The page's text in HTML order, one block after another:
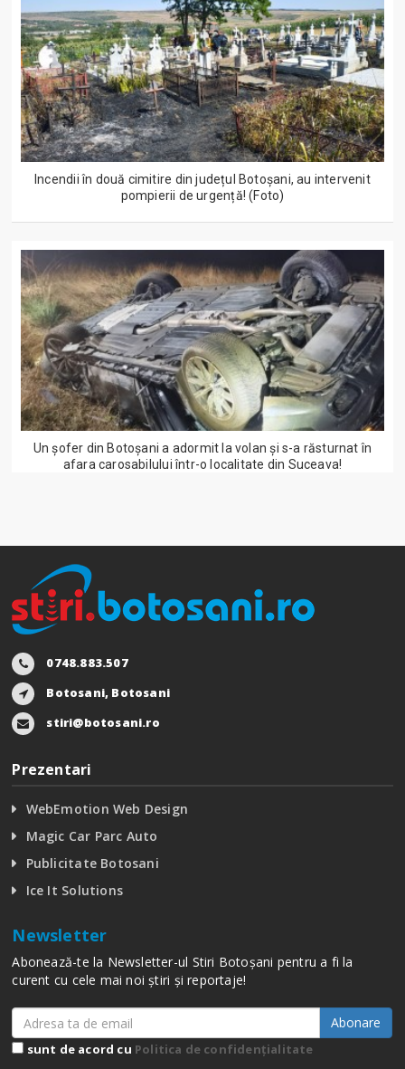
Incendii în două cimitire din județul Botoșani, au intervenit
pompierii de urgență! (Foto)
Un șofer din Botoșani a adormit la volan și s-a răsturnat în
afara carosabilului într-o localitate din Suceava!
0748.883.507
Botosani, Botosani
stiri@botosani.ro
Prezentari
WebEmotion Web Design
Magic Car Parc Auto
Publicitate Botosani
Ice It Solutions
Newsletter
Abonează-te la Newsletter-ul Stiri Botoșani pentru a fi la
curent cu cele mai noi știri și reportaje!
Abonare
sunt de acord cu Politica de confidențialitate